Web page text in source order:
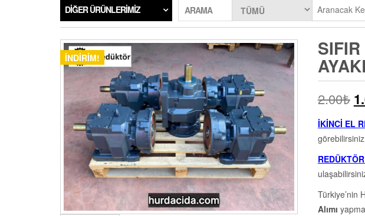
DIĞER ÜRÜNLERIMIZ ARAMA
İNDIRIM!
2.00₺
İKİNCİ EL
Türkiye’nin
Alımı